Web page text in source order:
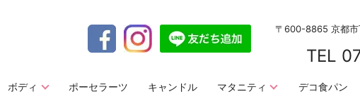
〒600-8865 京都市
TEL
ボディ ポーセラーツ キャンドル マタニティ デコ食パン